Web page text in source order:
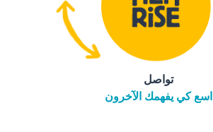
تواصل
اسع كي يفهمك الآخرون